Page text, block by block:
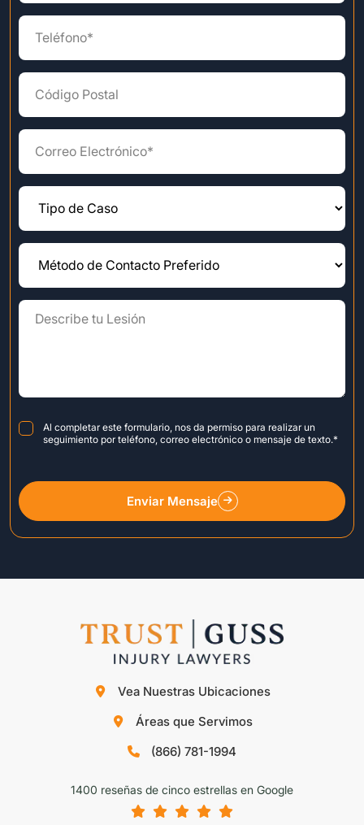
Consent*
Al completar este formulario, nos da permiso para realizar un
seguimiento por teléfono, correo electrónico o mensaje de texto.*
Enviar Mensaje
Vea Nuestras Ubicaciones
Áreas que Servimos
(866) 781-1994
1400 reseñas de cinco estrellas en Google